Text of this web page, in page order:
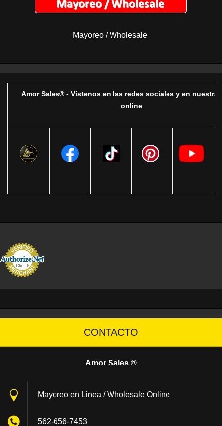
Mayoreo / Wholesale
Amor Sales® - Vistenos en las redes sociales y en nuestra
online
CONTACTO
Amor Sales ®
Mayoreo en Linea / Wholesale Online
562-656-7453